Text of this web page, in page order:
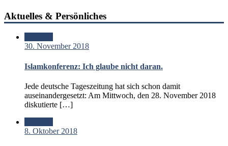
Aktuelles & Persönliches
30. November 2018
Islamkonferenz: Ich glaube nicht daran.
Jede deutsche Tageszeitung hat sich schon damit
auseinandergesetzt: Am Mittwoch, den 28. November 2018
diskutierte […]
8. Oktober 2018